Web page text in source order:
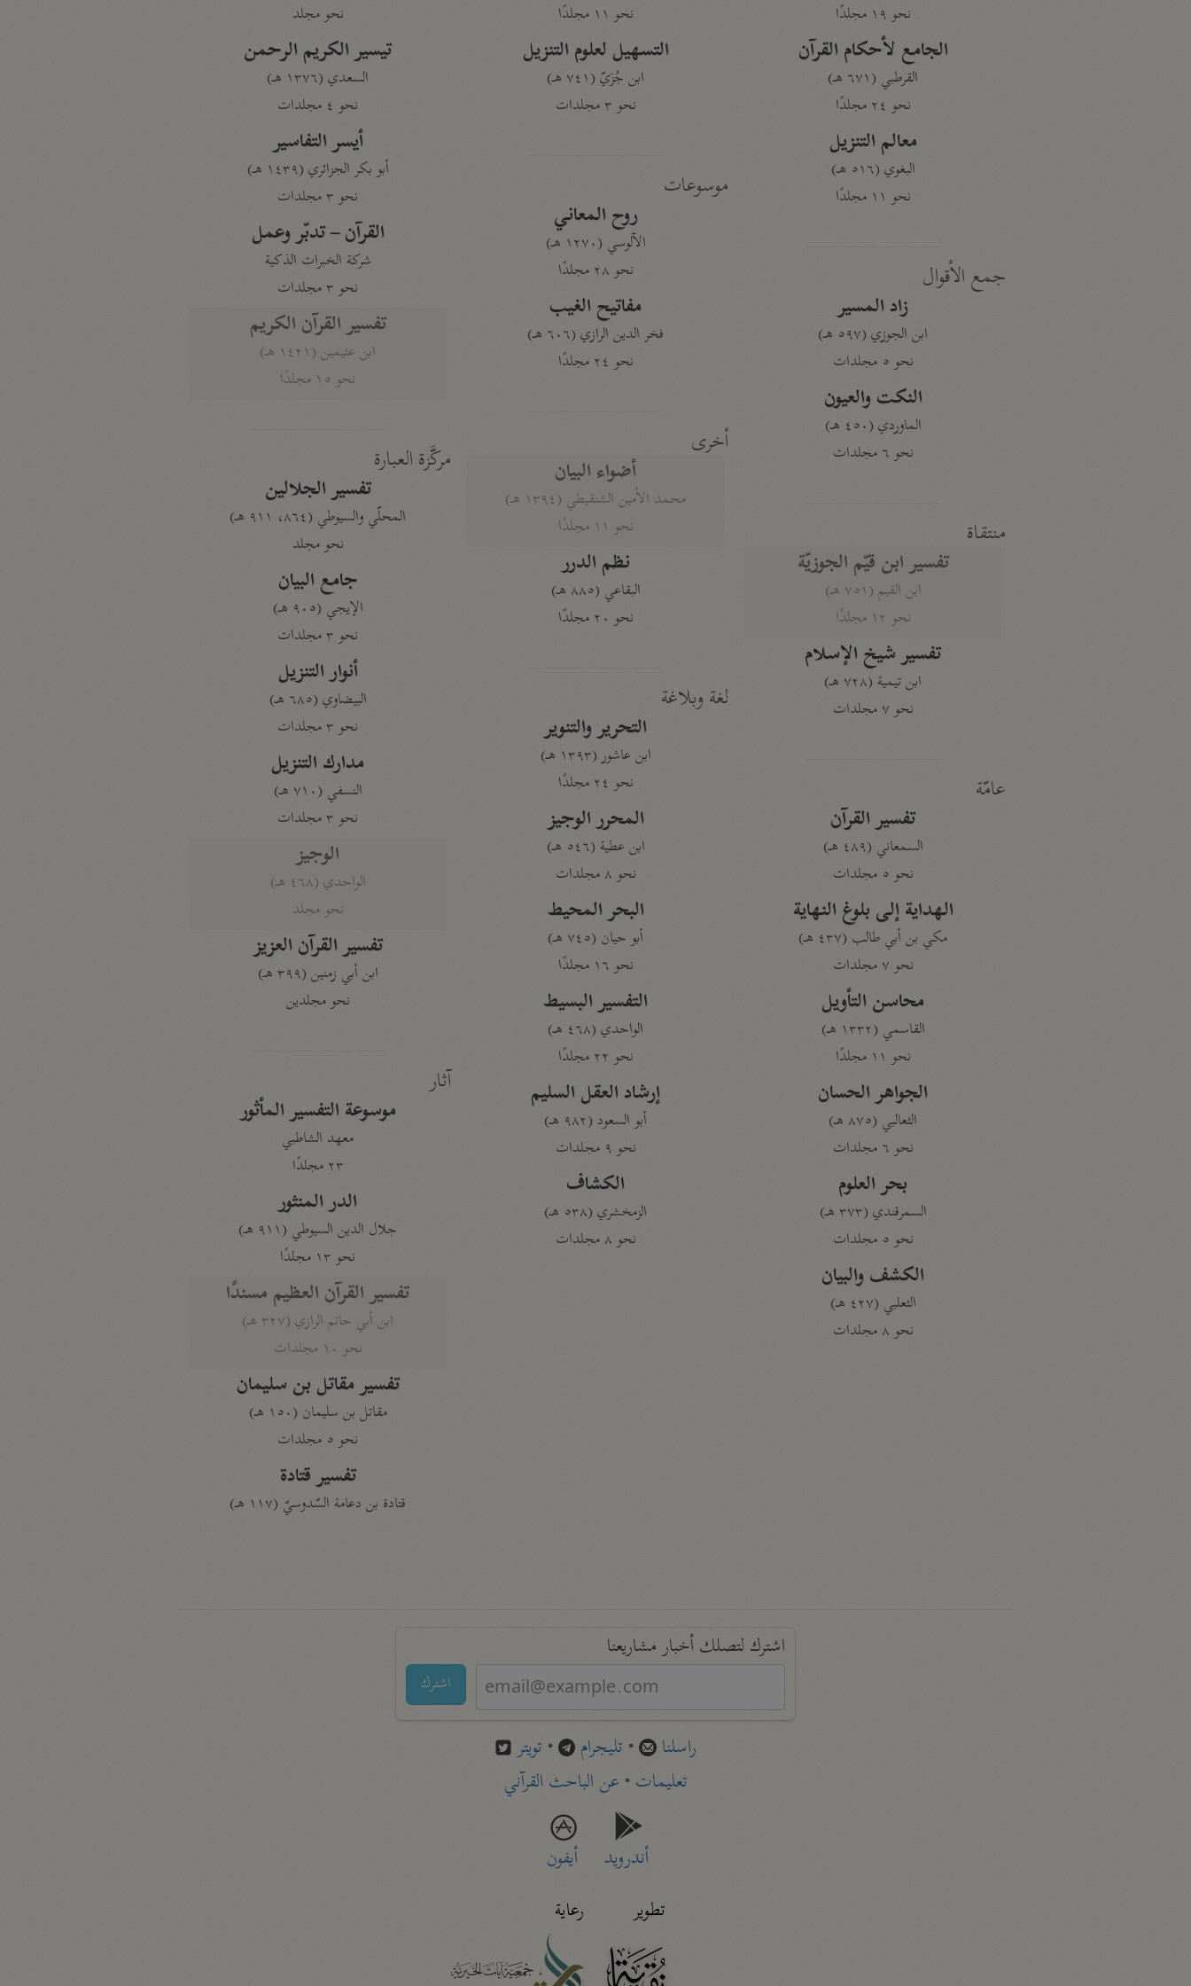
نحو ١٩ مجلدًا
الجامع لأحكام القرآن
القرطبي (٦٧١ هـ)
نحو ٢٤ مجلدًا
معالم التنزيل
البغوي (٥١٦ هـ)
نحو ١١ مجلدًا
جمع الأقوال
زاد المسير
ابن الجوزي (٥٩٧ هـ)
نحو ٥ مجلدات
النكت والعيون
الماوردي (٤٥٠ هـ)
نحو ٦ مجلدات
منتقاة
تفسير ابن قيّم الجوزيّة
ابن القيم (٧٥١ هـ)
نحو ١٢ مجلدًا
تفسير شيخ الإسلام
ابن تيمية (٧٢٨ هـ)
نحو ٧ مجلدات
عامّة
تفسير القرآن
السمعاني (٤٨٩ هـ)
نحو ٥ مجلدات
الهداية إلى بلوغ النهاية
مكي بن أبي طالب (٤٣٧ هـ)
نحو ٧ مجلدات
محاسن التأويل
القاسمي (١٣٣٢ هـ)
نحو ١١ مجلدًا
الجواهر الحسان
الثعالبي (٨٧٥ هـ)
نحو ٦ مجلدات
بحر العلوم
السمرقندي (٣٧٣ هـ)
نحو ٥ مجلدات
الكشف والبيان
الثعلبي (٤٢٧ هـ)
نحو ٨ مجلدات
نحو ١١ مجلدًا
التسهيل لعلوم التنزيل
ابن جُزَيّ (٧٤١ هـ)
نحو ٣ مجلدات
موسوعات
روح المعاني
الآلوسي (١٢٧٠ هـ)
نحو ٢٨ مجلدًا
مفاتيح الغيب
فخر الدين الرازي (٦٠٦ هـ)
نحو ٢٤ مجلدًا
أخرى
أضواء البيان
محمد الأمين الشنقيطي (١٣٩٤ هـ)
نحو ١١ مجلدًا
نظم الدرر
البقاعي (٨٨٥ هـ)
نحو ٢٠ مجلدًا
لغة وبلاغة
التحرير والتنوير
ابن عاشور (١٣٩٣ هـ)
نحو ٢٤ مجلدًا
المحرر الوجيز
ابن عطية (٥٤٦ هـ)
نحو ٨ مجلدات
البحر المحيط
أبو حيان (٧٤٥ هـ)
نحو ١٦ مجلدًا
التفسير البسيط
الواحدي (٤٦٨ هـ)
نحو ٢٢ مجلدًا
إرشاد العقل السليم
أبو السعود (٩٨٢ هـ)
نحو ٩ مجلدات
الكشاف
الزمخشري (٥٣٨ هـ)
نحو ٨ مجلدات
نحو مجلد
تيسير الكريم الرحمن
السعدي (١٣٧٦ هـ)
نحو ٤ مجلدات
أيسر التفاسير
أبو بكر الجزائري (١٤٣٩ هـ)
نحو ٣ مجلدات
القرآن – تدبّر وعمل
شركة الخبرات الذكية
نحو ٣ مجلدات
تفسير القرآن الكريم
ابن عثيمين (١٤٢١ هـ)
نحو ١٥ مجلدًا
مركَّزة العبارة
تفسير الجلالين
المحلّي والسيوطي (٨٦٤، ٩١١ هـ)
نحو مجلد
جامع البيان
الإيجي (٩٠٥ هـ)
نحو ٣ مجلدات
أنوار التنزيل
البيضاوي (٦٨٥ هـ)
نحو ٣ مجلدات
مدارك التنزيل
النسفي (٧١٠ هـ)
نحو ٣ مجلدات
الوجيز
الواحدي (٤٦٨ هـ)
نحو مجلد
تفسير القرآن العزيز
ابن أبي زمنين (٣٩٩ هـ)
نحو مجلدين
آثار
موسوعة التفسير المأثور
معهد الشاطبي
٢٣ مجلدًا
الدر المنثور
جلال الدين السيوطي (٩١١ هـ)
نحو ١٣ مجلدًا
تفسير القرآن العظيم مسندًا
ابن أبي حاتم الرازي (٣٢٧ هـ)
نحو ١٠ مجلدات
تفسير مقاتل بن سليمان
مقاتل بن سليمان (١٥٠ هـ)
نحو ٥ مجلدات
تفسير قتادة
قتادة بن دعامة السّدوسيّ (١١٧ هـ)
اشترك لتصلك أخبار مشاريعنا
اشترك
راسلنا • تليجرام • تويتر
تعليمات• عن الباحث القرآني
أندرويد
أيفون
تطوير
رعاية